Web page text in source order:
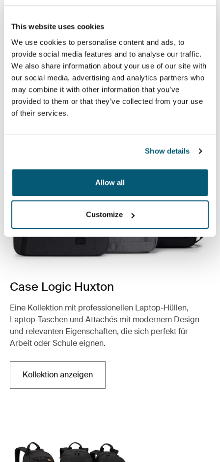
This website uses cookies
We use cookies to personalise content and ads, to
provide social media features and to analyse our traffic.
We also share information about your use of our site with
our social media, advertising and analytics partners who
may combine it with other information that you’ve
provided to them or that they’ve collected from your use
of their services.
Show details
Allow all
Customize
Case Logic LAPS
Eine Kollektion mit traditionellen Hüllen, ausgestattet
mit einer schützenden Schaumstoffpolsterung und
durchdachten, stilvollen Details.
Kollektion anzeigen
Case Logic Huxton
Eine Kollektion mit professionellen Laptop-Hüllen,
Laptop-Taschen und Attachés mit modernem Design
und relevanten Eigenschaften, die sich perfekt für
Arbeit oder Schule eignen.
Kollektion anzeigen